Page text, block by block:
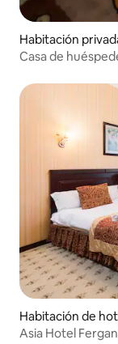
Habitación
Casa de
Habitación de
Asia Hotel